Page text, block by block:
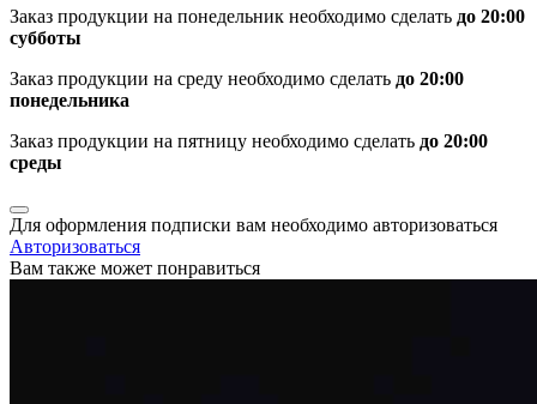
Заказ продукции на понедельник необходимо сделать до 20:00
субботы
Заказ продукции на среду необходимо сделать до 20:00
понедельника
Заказ продукции на пятницу необходимо сделать до 20:00
среды
Для оформления подписки вам необходимо авторизоваться
Авторизоваться
Вам также может понравиться